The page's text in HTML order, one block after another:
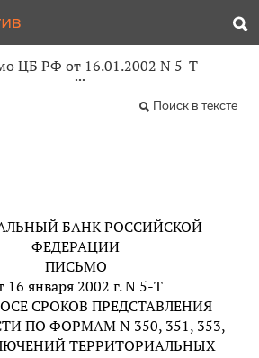
ЦБ РФ от 16.01.2002 N 5-Т
Поиск в тексте
БАНК РОССИЙСКОЙ
ФЕДЕРАЦИИ
ПИСЬМО
16 января 2002 г. N 5-Т
СРОКОВ ПРЕДСТАВЛЕНИЯ
ПО ФОРМАМ N 350, 351, 353,
ТЕРРИТОРИАЛЬНЫХ